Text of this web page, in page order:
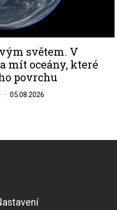
světem. V
mít oceány, které
povrchu
05.08.2026